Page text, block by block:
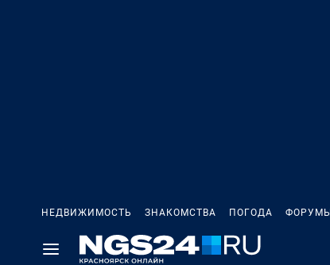
НЕДВИЖИМОСТЬ ЗНАКОМСТВА ПОГОДА ФОРУМЫ